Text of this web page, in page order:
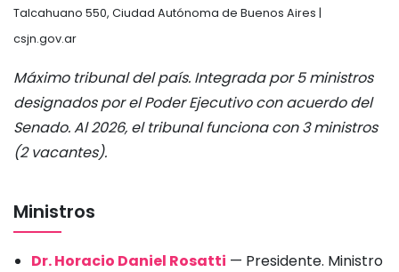
Talcahuano 550, Ciudad Autónoma de Buenos Aires |
csjn.gov.ar
Máximo tribunal del país. Integrada por 5 ministros
designados por el Poder Ejecutivo con acuerdo del
Senado. Al 2026, el tribunal funciona con 3 ministros
(2 vacantes).
Ministros
Dr. Horacio Daniel Rosatti — Presidente. Ministro